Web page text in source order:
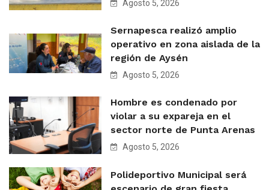
Agosto 5, 2026
Sernapesca realizó amplio
operativo en zona aislada de la
región de Aysén
Agosto 5, 2026
Hombre es condenado por
violar a su expareja en el
sector norte de Punta Arenas
Agosto 5, 2026
Polideportivo Municipal será